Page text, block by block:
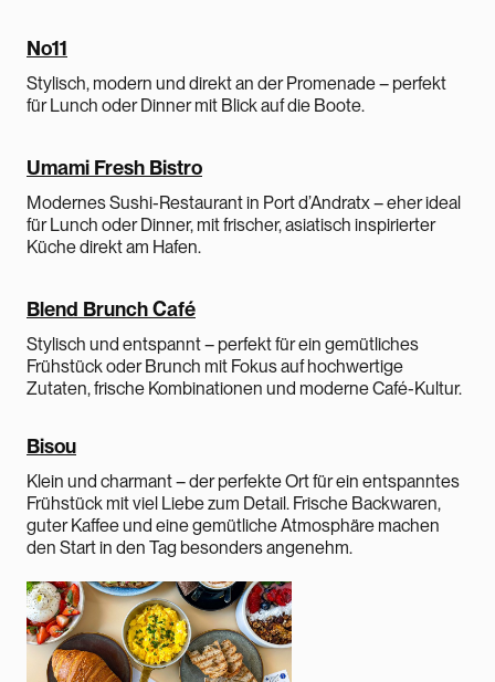
No11
Stylisch, modern und direkt an der Promenade – perfekt
für Lunch oder Dinner mit Blick auf die Boote.
Umami Fresh Bistro
Modernes Sushi-Restaurant in Port d’Andratx – eher ideal
für Lunch oder Dinner, mit frischer, asiatisch inspirierter
Küche direkt am Hafen.
Blend Brunch Café
Stylisch und entspannt – perfekt für ein gemütliches
Frühstück oder Brunch mit Fokus auf hochwertige
Zutaten, frische Kombinationen und moderne Café-Kultur.
Bisou
Klein und charmant – der perfekte Ort für ein entspanntes
Frühstück mit viel Liebe zum Detail. Frische Backwaren,
guter Kaffee und eine gemütliche Atmosphäre machen
den Start in den Tag besonders angenehm.